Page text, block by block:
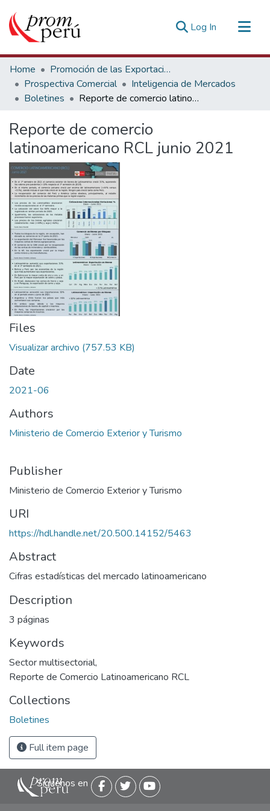
Log In (current)
Communities & Collections
All of DSpace
Statistics
Home
Promoción de las Exportaciones
Prospectiva Comercial
Inteligencia de Mercados
Boletines
Reporte de comercio latinoamericano RCL junio 2021
Reporte de comercio
latinoamericano RCL junio 2021
Files
Visualizar archivo (757.53 KB)
Date
2021-06
Authors
Ministerio de Comercio Exterior y Turismo
Publisher
Ministerio de Comercio Exterior y Turismo
URI
https://hdl.handle.net/20.500.14152/5463
Abstract
Cifras estadísticas del mercado latinoamericano
Description
3 páginas
Keywords
Sector multisectorial,
Reporte de Comercio Latinoamericano RCL
Collections
Boletines
Full item page
Siguenos en